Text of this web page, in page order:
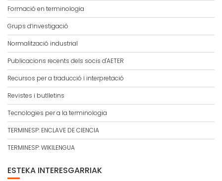
Formació en terminologia
Grups d’investigació
Normalització industrial
Publicacions recents dels socis d'AETER
Recursos per a traducció i interpretació
Revistes i butlletins
Tecnologies per a la terminologia
TERMINESP: ENCLAVE DE CIENCIA
TERMINESP: WIKILENGUA
ESTEKA INTERESGARRIAK